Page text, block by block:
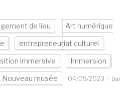
de lieu Art numérique
entrepreneuriat culturel
immersive Immersion
Nouveau musée 04/09/2023
par